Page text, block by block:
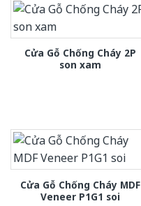
Cửa Gỗ Chống Cháy 2P
son xam
Cửa Gỗ Chống Cháy MDF
Veneer P1G1 soi